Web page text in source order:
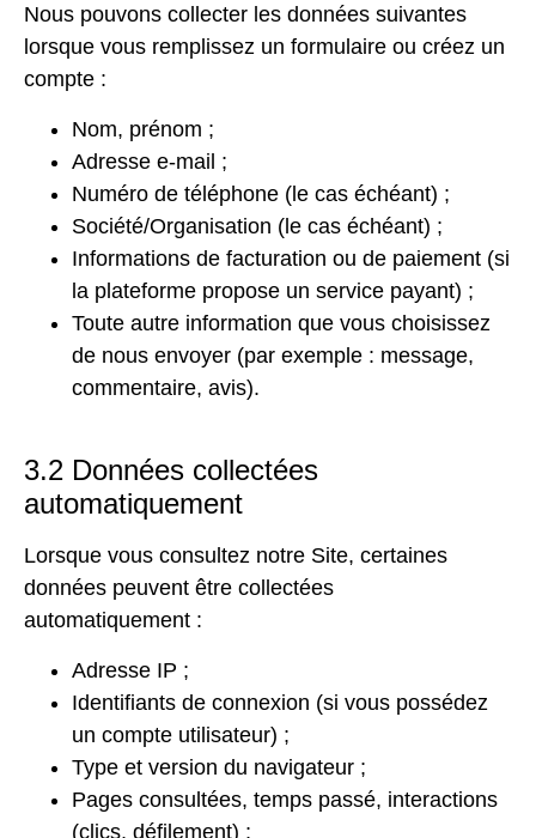
Nous pouvons collecter les données suivantes
lorsque vous remplissez un formulaire ou créez un
compte :
Nom, prénom ;
Adresse e-mail ;
Numéro de téléphone (le cas échéant) ;
Société/Organisation (le cas échéant) ;
Informations de facturation ou de paiement (si
la plateforme propose un service payant) ;
Toute autre information que vous choisissez
de nous envoyer (par exemple : message,
commentaire, avis).
3.2 Données collectées
automatiquement
Lorsque vous consultez notre Site, certaines
données peuvent être collectées
automatiquement :
Adresse IP ;
Identifiants de connexion (si vous possédez
un compte utilisateur) ;
Type et version du navigateur ;
Pages consultées, temps passé, interactions
(clics, défilement) ;